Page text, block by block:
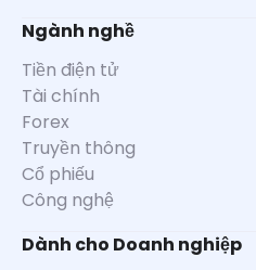
Ngành nghề
Tiền điện tử
Tài chính
Forex
Truyền thông
Cổ phiếu
Công nghệ
Dành cho Doanh nghiệp